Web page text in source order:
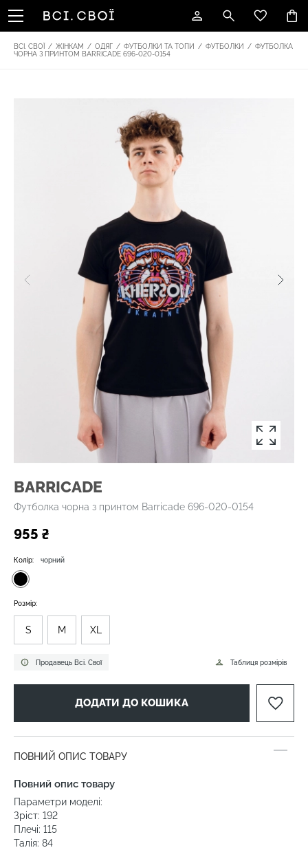
ВСІ. СВОЇ / ЖІНКАМ / ОДЯГ / ФУТБОЛКИ ТА ТОПИ / ФУТБОЛКИ / ФУТБОЛКА
ЧОРНА З ПРИНТОМ BARRICADE 696-020-0154
BARRICADE
Футболка чорна з принтом Barricade 696-020-0154
955 ₴
Продавець Всі. Свої
Колір: чорний
Таблиця розмірів
Розмір:
S M XL
ДОДАТИ ДО КОШИКА
ПОВНИЙ ОПИС ТОВАРУ
Повний опис товару
Параметри моделі:
Зріст: 192
Плечі: 115
Талія: 84